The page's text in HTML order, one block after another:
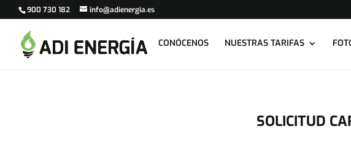
900 730 182 info@adienergia.es
CONÓCENOS NUESTRAS TARIFAS
SOLICITUD